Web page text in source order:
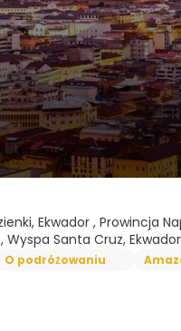
Ekwador , Prowincja
Wyspa Santa Cruz, Ekwador
O podróżowaniu